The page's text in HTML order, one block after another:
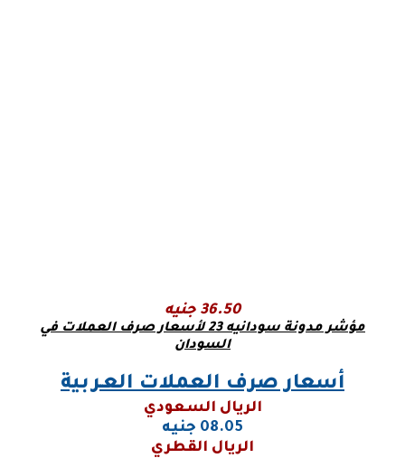
36.50 جنيه
مؤشر مدونة سودانيه 23 لأسعار صرف العملات في
السودان
أسعار صرف العملات العـربية
الريال السعودي
08.05 جنيه
الريال القطري